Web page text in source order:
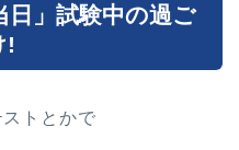
日」試験中の過ご
!
トとかで